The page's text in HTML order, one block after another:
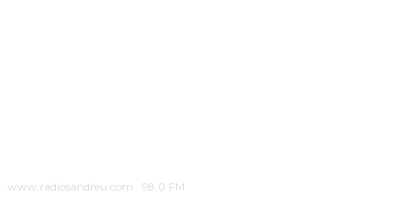
www.radiosandreu.com · 98.0 FM